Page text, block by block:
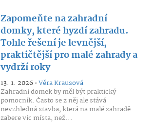
Zapomeňte na zahradní
domky, které hyzdí zahradu.
Tohle řešení je levnější,
praktičtější pro malé zahrady a
vydrží roky
13. 1. 2026 •Věra Krausová
Zahradní domek by měl být praktický
pomocník. Často se z něj ale stává
nevzhledná stavba, která na malé zahradě
zabere víc místa, než...